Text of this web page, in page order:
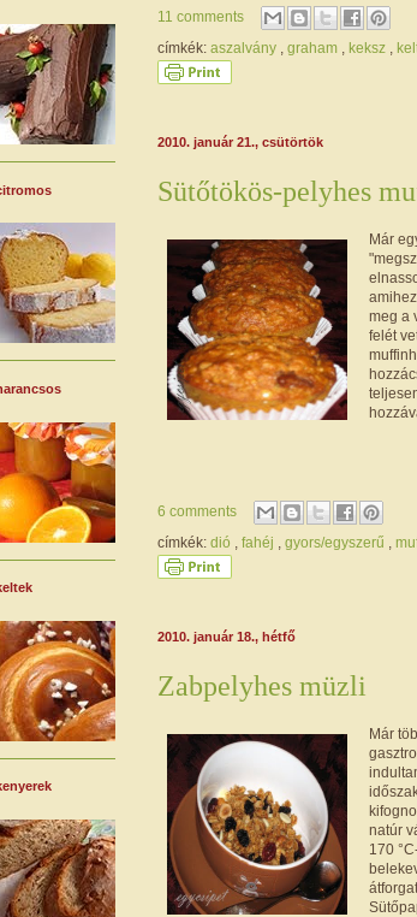
11 comments
címkék: aszalvány graham keksz
2010. január 21., csütörtök
Sütőtökös-pelyhes
Már
meg a
felét
6 comments
címkék: dió fahéj gyors/egyszerű
2010. január 18., hétfő
Zabpelyhes müzli
Már
natúr
170